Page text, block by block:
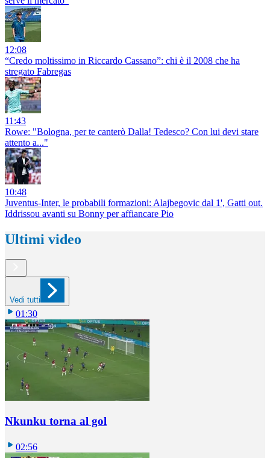
12:08
“Credo moltissimo in Riccardo Cassano”: chi è il 2008 che ha
stregato Fabregas
11:43
Rowe: "Bologna, per te canterò Dalla! Tedesco? Con lui devi stare
attento a..."
10:48
Juventus-Inter, le probabili formazioni: Alajbegovic dal 1', Gatti out.
Iddrissou avanti su Bonny per affiancare Pio
Ultimi video
Vedi tutti
01:30
Nkunku torna al gol
02:56